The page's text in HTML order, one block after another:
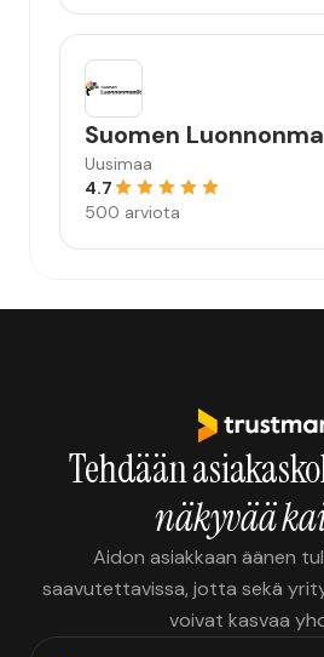
Suomen
Uusimaa
4.7
500 arviota
Tehdään
näkyvää
Aidon asiakkaan äänen
saavutettavissa, jotta sekä
voivat kasvaa